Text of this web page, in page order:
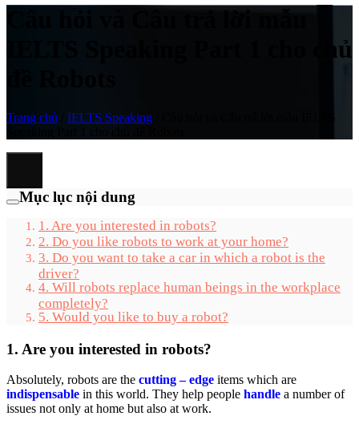
Câu hỏi và Câu trả lời mẫu
IELTS Speaking Part 1 cho chủ
Trang chủ IELTS Speaking
Mục lục nội dung
1. Are you interested in robots?
2. Do you like robots to work at your home?
3. Do you want to take a car in which a robot is the
driver?
4. Will robots replace human beings in the workplace
completely?
5. Would you like to buy a robot?
1. Are you interested in robots?
Absolutely, robots are the cutting – edge items which are
indispensable in this world. They help people handle a number of
issues not only at home but also at work.